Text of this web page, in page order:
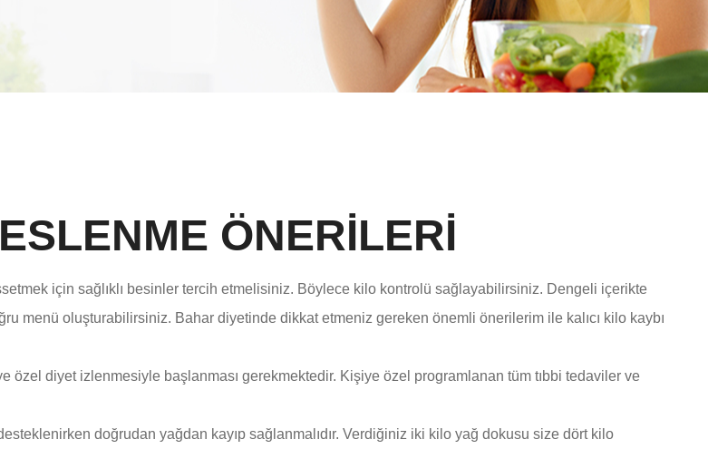
ÖNERİLERİ
için sağlıklı besinler tercih etmelisiniz. Böylece kilo kontrolü sağlayabilirsiniz. Dengeli içerikte
menü oluşturabilirsiniz. Bahar diyetinde dikkat etmeniz gereken önemli önerilerim ile kalıcı kilo kaybı
özel diyet izlenmesiyle başlanması gerekmektedir. Kişiye özel programlanan tüm tıbbi tedaviler ve
doğrudan yağdan kayıp sağlanmalıdır. Verdiğiniz iki kilo yağ dokusu size dört kilo